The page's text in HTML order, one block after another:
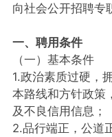
向社会公开招聘专
一、聘用条件
（一）基本条件
1.政治素质过硬，
本路线和方针政策
及不良信用信息；
2.品行端正，公道